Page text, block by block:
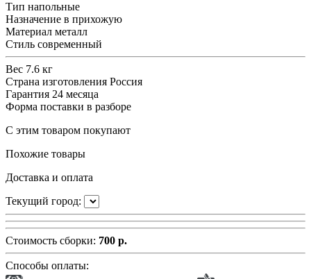
Тип напольные
Назначение в прихожую
Материал металл
Стиль современный
Вес 7.6 кг
Страна изготовления Россия
Гарантия 24 месяца
Форма поставки в разборе
С этим товаром покупают
Похожие товары
Доставка и оплата
Текущий город:
Стоимость сборки: 700 р.
Способы оплаты: